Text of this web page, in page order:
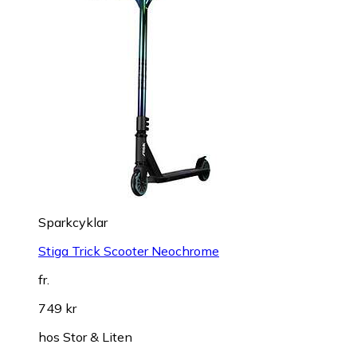
Sparkcyklar
Stiga Trick Scooter Neochrome
fr.
749 kr
hos Stor & Liten